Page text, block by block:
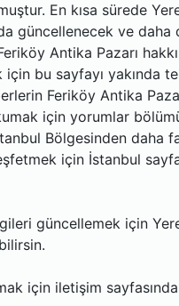
En kısa sürede
güncellenecek ve daha
Antika Pazarı
bu sayfayı yakında
Feriköy Antika
için yorumlar
Bölgesinden daha
için İstanbul
güncellemek için
için iletişim